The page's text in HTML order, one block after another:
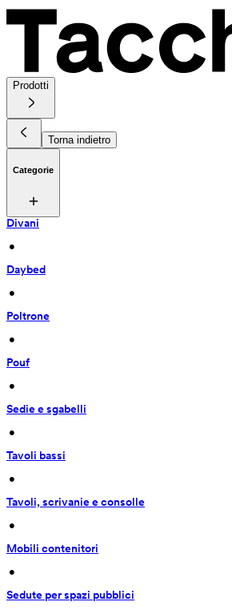
Prodotti
Torna indietro
Categorie
Divani
•
Daybed
•
Poltrone
•
Pouf
•
Sedie e sgabelli
•
Tavoli bassi
•
Tavoli, scrivanie e consolle
•
Mobili contenitori
•
Sedute per spazi pubblici